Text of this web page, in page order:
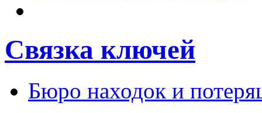
Связка ключей
Бюро находок и